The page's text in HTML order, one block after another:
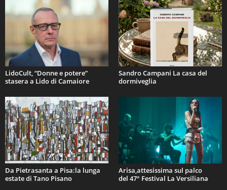
LidoCult, “Donne e potere”
stasera a Lido di Camaiore
Sandro Campani La casa del
dormiveglia
Da Pietrasanta a Pisa:la lunga
estate di Tano Pisano
Arisa,attesissima sul palco
del 47° Festival La Versiliana